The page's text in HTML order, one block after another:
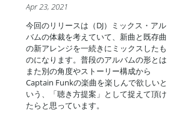
Apr 23, 2021
今回のリリースは（DJ）ミックス・アル
バムの体裁を考えていて、新曲と既存曲
の新アレンジを一続きにミックスしたも
のになります。普段のアルバムの形とは
また別の角度やストーリー構成から
Captain Funkの楽曲を楽しんで欲しいと
いう、「聴き方提案」として捉えて頂け
たらと思っています。